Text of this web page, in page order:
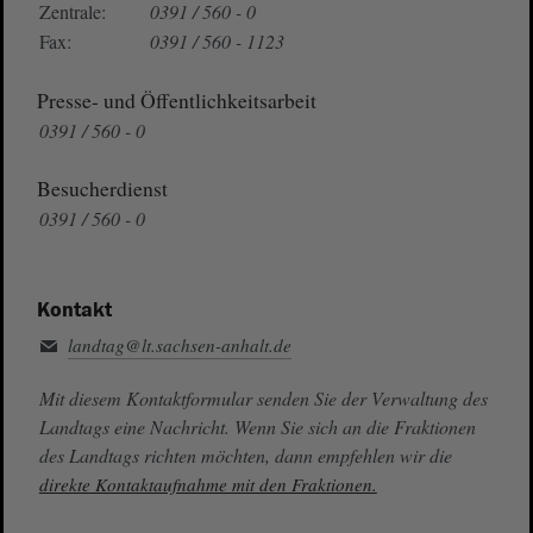
Zentrale:
0391 / 560 - 0
Fax:
0391 / 560 - 1123
Presse- und Öffentlichkeitsarbeit
0391 / 560 - 0
Besucherdienst
0391 / 560 - 0
Kontakt
landtag@lt.sachsen-anhalt.de
Mit diesem Kontaktformular senden Sie der Verwaltung des
Landtags eine Nachricht. Wenn Sie sich an die Fraktionen
des Landtags richten möchten, dann empfehlen wir die
direkte Kontaktaufnahme mit den Fraktionen.